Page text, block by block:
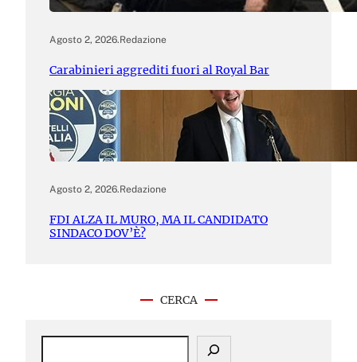
Agosto 2, 2026.Redazione
Carabinieri aggrediti fuori al Royal Bar
Agosto 2, 2026.Redazione
FDI ALZA IL MURO, MA IL CANDIDATO
SINDACO DOV’È?
CERCA
S